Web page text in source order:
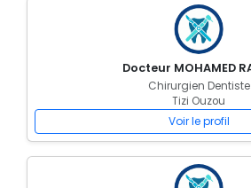
Docteur MOHAMED
Chirurgien Dentiste
Tizi Ouzou
Voir le profil